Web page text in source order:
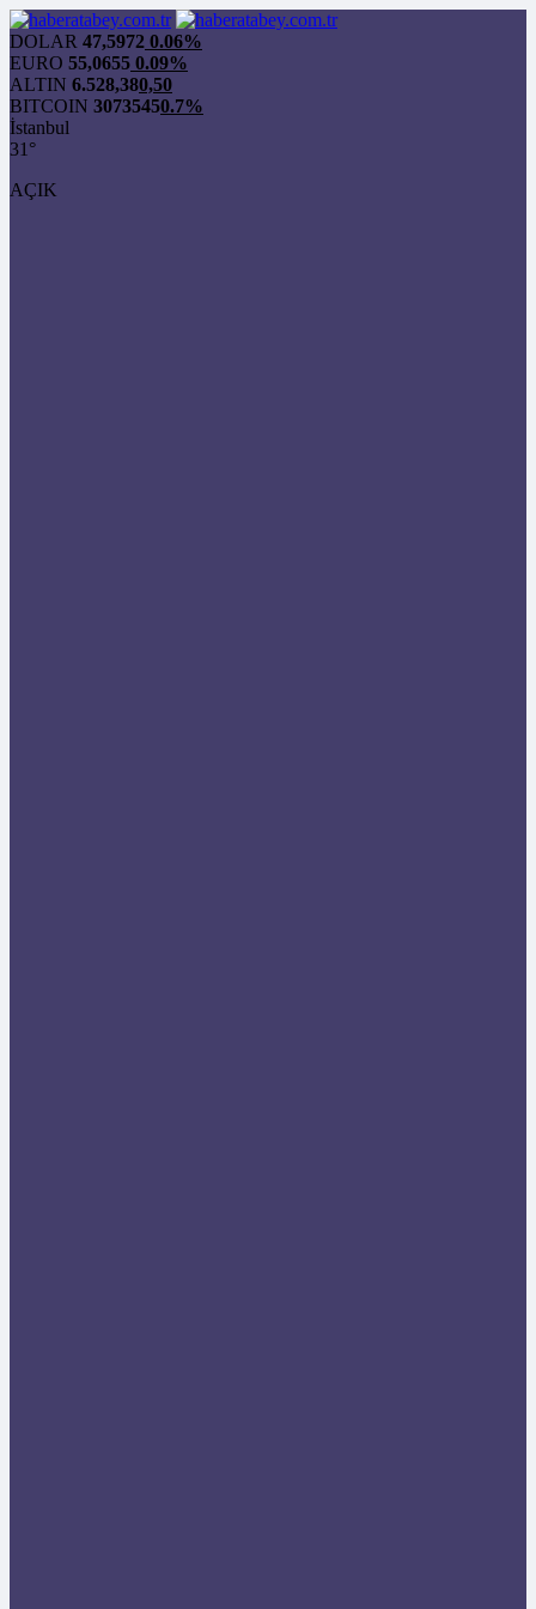
DOLAR 47,5972 0.06%
EURO 55,0655 0.09%
ALTIN 6.528,380,50
BITCOIN 30735450.7%
İstanbul
31°
AÇIK